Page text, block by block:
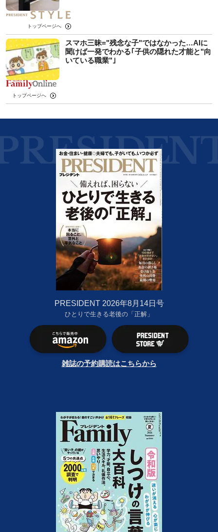
トップページへ
スマホ三昧="残念な子"ではなかった…AIに
聞けば一発でわかる｢子供の隠れた才能と"向
いている職業"｣
トップページへ
PRESIDENT 2026年8月14日号
ひとりで生きる老後の「正解」
雑誌の予約購読はこちらから